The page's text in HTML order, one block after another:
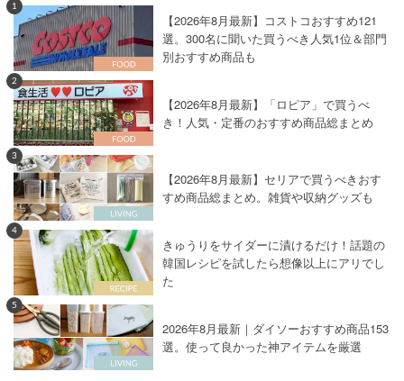
1
【2026年8月最新】コストコおすすめ121
選。300名に聞いた買うべき人気1位＆部門
別おすすめ商品も
2
【2026年8月最新】「ロピア」で買うべ
き！人気・定番のおすすめ商品総まとめ
3
【2026年8月最新】セリアで買うべきおす
すめ商品総まとめ。雑貨や収納グッズも
4
きゅうりをサイダーに漬けるだけ！話題の
韓国レシピを試したら想像以上にアリでし
た
5
2026年8月最新｜ダイソーおすすめ商品153
選。使って良かった神アイテムを厳選